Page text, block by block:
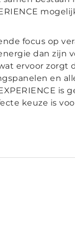
focus op
dan zijn
ervoor zorgt
en
is
keuze is